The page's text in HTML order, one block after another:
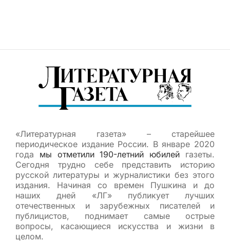
«Литературная газета» – старейшее
периодическое издание России. В январе 2020
года мы отметили 190-летний юбилей газеты.
Сегодня трудно себе представить историю
русской литературы и журналистики без этого
издания. Начиная со времен Пушкина и до
наших дней «ЛГ» публикует лучших
отечественных и зарубежных писателей и
публицистов, поднимает самые острые
вопросы, касающиеся искусства и жизни в
целом.